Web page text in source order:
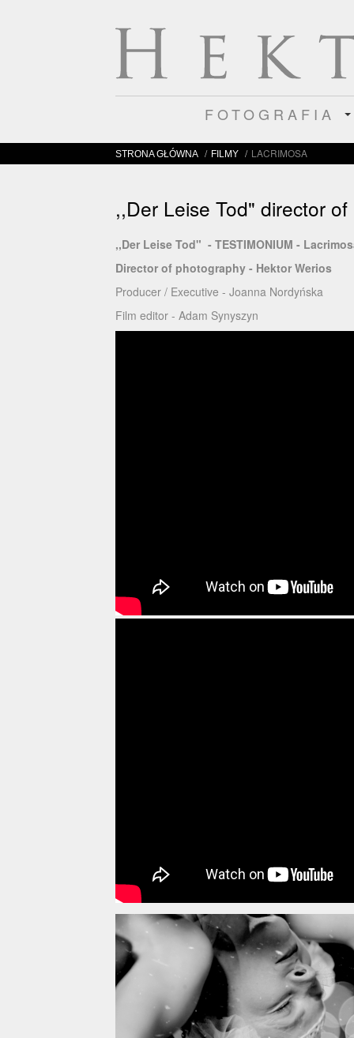
FOTOGRAFIA
STRONA GŁÓWNA / FILMY / LACRIMOSA
,,Der Leise Tod" director
,,Der Leise Tod" - TESTIMONIUM -
Director of photography - Hektor Werios
Producer / Executive - Joanna Nordyńska
Film editor - Adam Synyszyn